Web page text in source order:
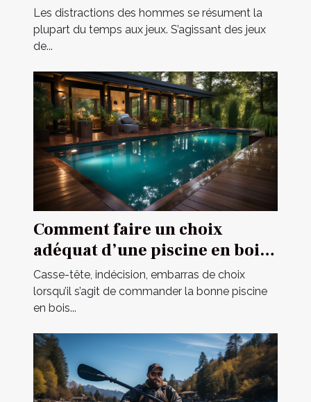
Les distractions des hommes se résument la
plupart du temps aux jeux. S’agissant des jeux
de...
Comment faire un choix
adéquat d’une piscine en bois
en 2021 ?
Casse-tête, indécision, embarras de choix
lorsqu’il s’agit de commander la bonne piscine
en bois...